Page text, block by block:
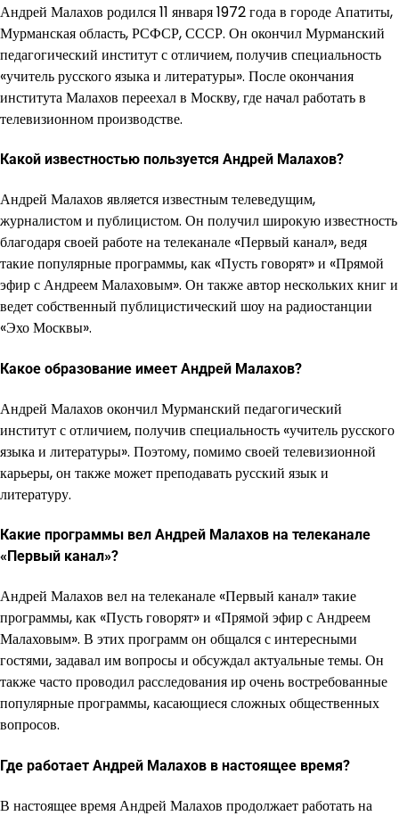
Андрей Малахов родился 11 января 1972 года в городе Апатиты,
Мурманская область, РСФСР, СССР. Он окончил Мурманский
педагогический институт с отличием, получив специальность
«учитель русского языка и литературы». После окончания
института Малахов переехал в Москву, где начал работать в
телевизионном производстве.
Какой известностью пользуется Андрей Малахов?
Андрей Малахов является известным телеведущим,
журналистом и публицистом. Он получил широкую известность
благодаря своей работе на телеканале «Первый канал», ведя
такие популярные программы, как «Пусть говорят» и «Прямой
эфир с Андреем Малаховым». Он также автор нескольких книг и
ведет собственный публицистический шоу на радиостанции
«Эхо Москвы».
Какое образование имеет Андрей Малахов?
Андрей Малахов окончил Мурманский педагогический
институт с отличием, получив специальность «учитель русского
языка и литературы». Поэтому, помимо своей телевизионной
карьеры, он также может преподавать русский язык и
литературу.
Какие программы вел Андрей Малахов на телеканале
«Первый канал»?
Андрей Малахов вел на телеканале «Первый канал» такие
программы, как «Пусть говорят» и «Прямой эфир с Андреем
Малаховым». В этих программ он общался с интересными
гостями, задавал им вопросы и обсуждал актуальные темы. Он
также часто проводил расследования ир очень востребованные
популярные программы, касающиеся сложных общественных
вопросов.
Где работает Андрей Малахов в настоящее время?
В настоящее время Андрей Малахов продолжает работать на